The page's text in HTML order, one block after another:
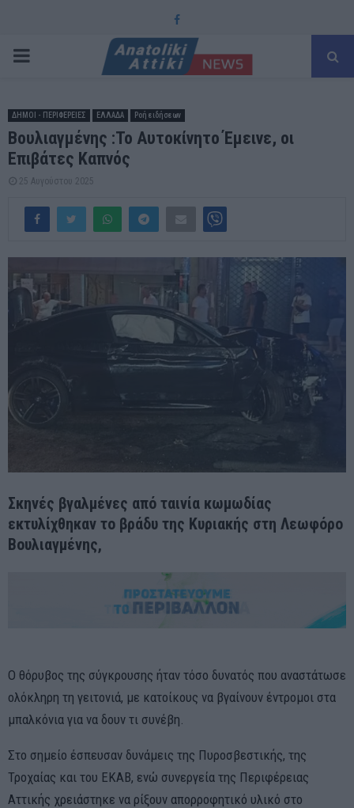
Facebook
PRIMARY
ΔΗΜΟΙ - ΠΕΡΙΦΕΡΕΙΕΣ ΕΛΛΑΔΑ Ροή ειδήσεων
Βουλιαγμένης :Το Αυτοκίνητο Έμεινε, οι
Επιβάτες Καπνός
25 Αυγούστου 2025
Σκηνές βγαλμένες από ταινία κωμωδίας
εκτυλίχθηκαν το βράδυ της Κυριακής στη Λεωφόρο
Βουλιαγμένης,
Ο θόρυβος της σύγκρουσης ήταν τόσο δυνατός που αναστάτωσε
ολόκληρη τη γειτονιά, με κατοίκους να βγαίνουν έντρομοι στα
μπαλκόνια για να δουν τι συνέβη.
Στο σημείο έσπευσαν δυνάμεις της Πυροσβεστικής, της
Τροχαίας και του ΕΚΑΒ, ενώ συνεργεία της Περιφέρειας
Αττικής χρειάστηκε να ρίξουν απορροφητικό υλικό στο